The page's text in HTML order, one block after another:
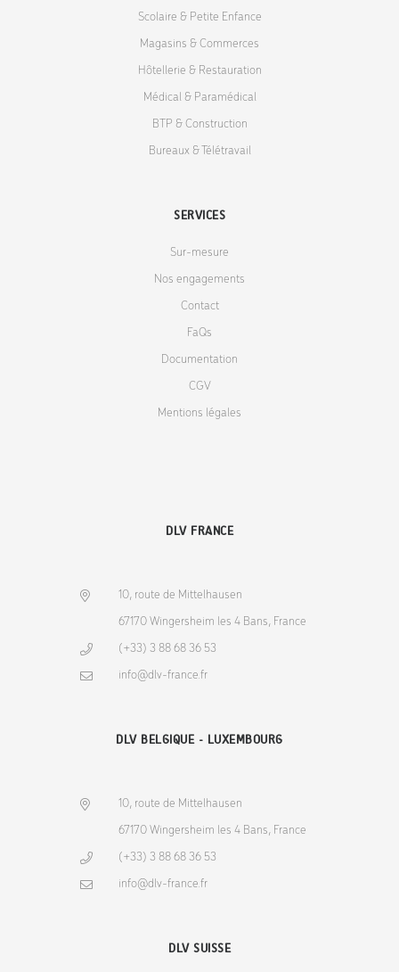
Scolaire & Petite Enfance
Magasins & Commerces
Hôtellerie & Restauration
Médical & Paramédical
BTP & Construction
Bureaux & Télétravail
SERVICES
Sur-mesure
Nos engagements
Contact
FaQs
Documentation
CGV
Mentions légales
DLV FRANCE
10, route de Mittelhausen
67170 Wingersheim les 4 Bans, France
(+33) 3 88 68 36 53
info@dlv-france.fr
DLV BELGIQUE - LUXEMBOURG
10, route de Mittelhausen
67170 Wingersheim les 4 Bans, France
(+33) 3 88 68 36 53
info@dlv-france.fr
DLV SUISSE